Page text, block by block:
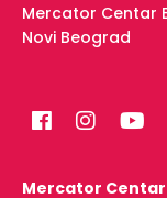
Mercator Centar
Novi Beograd
Mercator